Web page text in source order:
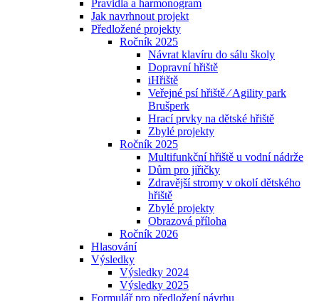
Pravidla a harmonogram
Jak navrhnout projekt
Předložené projekty
Ročník 2025
Návrat klavíru do sálu školy
Dopravní hřiště
iHřiště
Veřejné psí hřiště ⁄ Agility park
Brušperk
Hrací prvky na dětské hřiště
Zbylé projekty
Ročník 2025
Multifunkční hřiště u vodní nádrže
Dům pro jiřičky
Zdravější stromy v okolí dětského
hřiště
Zbylé projekty
Obrazová příloha
Ročník 2026
Hlasování
Výsledky
Výsledky 2024
Výsledky 2025
Formulář pro předložení návrhu